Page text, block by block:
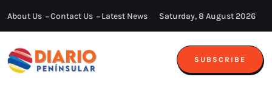
About Us Contact Us Latest News Saturday, 8 August 2026
SUBSCRIBE